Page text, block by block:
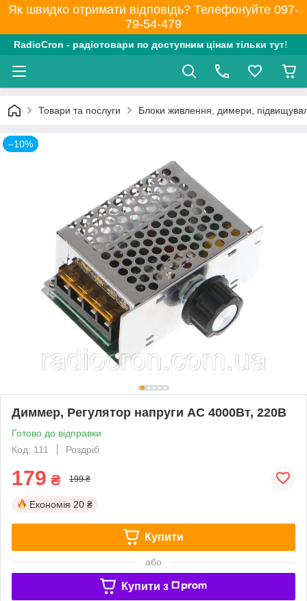
Як швидко отримати відповідь? Телефонуйте 097-
79-54-479
RadioCron - радіотовари по доступним цінам тільки тут!
Товари та послуги Блоки живлення, димери,
–10%
Диммер, Регулятор напруги AC 4000Вт, 220В
Готово до відправки
Код: 111
Роздріб
179 ₴ 199 ₴
Економія 20 ₴
Купити
або
Купити з